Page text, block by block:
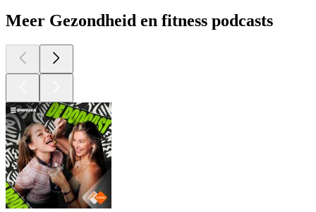
Meer Gezondheid en fitness podcasts